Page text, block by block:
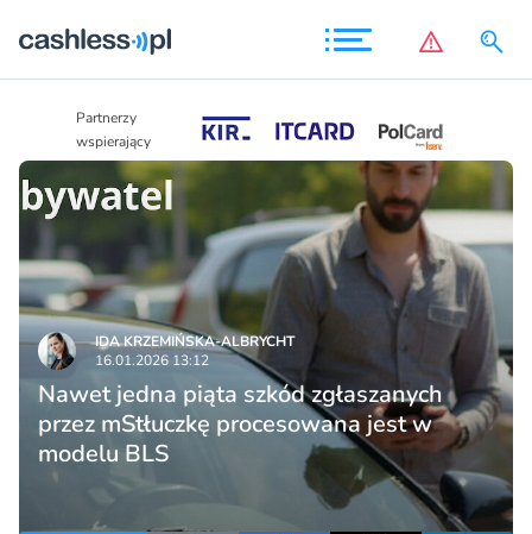
Partnerzy
wspierający
IDA KRZEMIŃSKA-ALBRYCHT
16.01.2026 13:12
Nawet jedna piąta szkód zgłaszanych
przez mStłuczkę procesowana jest w
modelu BLS